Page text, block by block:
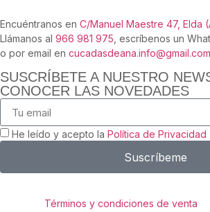
Encuéntranos en C/Manuel Maestre 47, Elda
Llámanos al 966 981 975 , escríbenos un
o por email en cucadasdeana.info@gmail.com
SUSCRÍBETE A NUESTRO
CONOCER LAS NOVEDADES
He leído y acepto la Política de Privacidad
Suscríbeme
Términos y condiciones de venta